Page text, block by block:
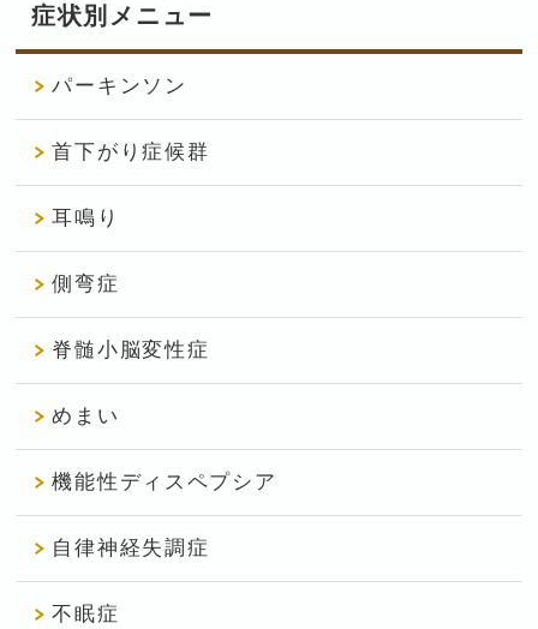
症状別メニュー
パーキンソン
首下がり症候群
耳鳴り
側弯症
脊髄小脳変性症
めまい
機能性ディスペプシア
自律神経失調症
不眠症